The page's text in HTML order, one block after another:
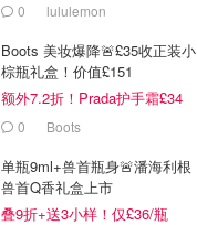
0 lululemon
Boots 美妆爆降🚨£35收正装小
棕瓶礼盒！价值£151
额外7.2折！Prada护手霜£34
0 Boots
单瓶9ml+兽首瓶身🚨潘海利根
兽首Q香礼盒上市
叠9折+送3小样！仅£36/瓶